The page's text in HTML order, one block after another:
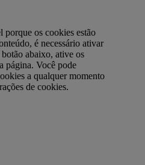
porque os cookies estão
é necessário ativar
abaixo, ative os
página. Você pode
a qualquer momento
de cookies.